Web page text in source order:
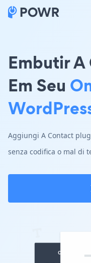
Embutir
Em Seu
Aggiungi A Contact
senza codifica o mal di